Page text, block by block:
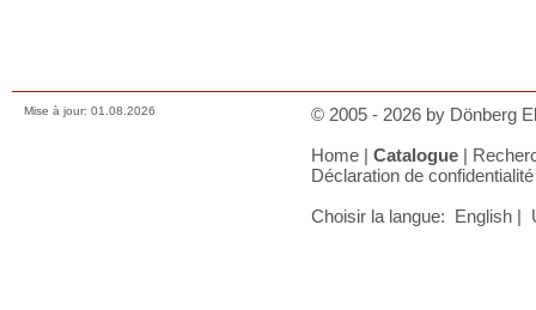
Mise à jour: 01.08.2026
© 2005 - 2026 by Dönberg
Home | Catalogue |
Déclaration de confidentialité
Choisir la langue:
English |